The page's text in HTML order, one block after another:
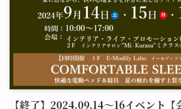
【終了】2024.09.14～16イベント【